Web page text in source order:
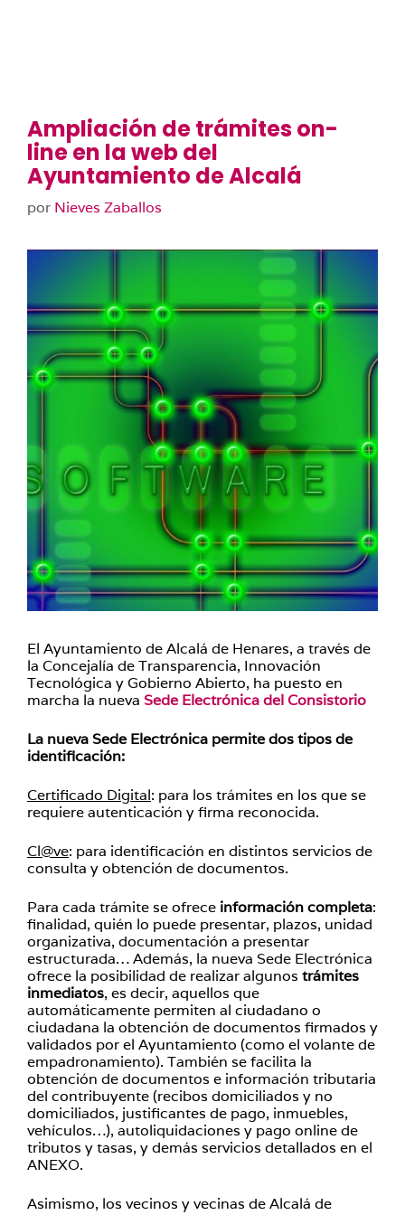
Ampliación de trámites on-
line en la web del
Ayuntamiento de Alcalá
por Nieves Zaballos
El Ayuntamiento de Alcalá de Henares, a través de
la Concejalía de Transparencia, Innovación
Tecnológica y Gobierno Abierto, ha puesto en
marcha la nueva Sede Electrónica del Consistorio
La nueva Sede Electrónica permite dos tipos de
identificación:
Certificado Digital: para los trámites en los que se
requiere autenticación y firma reconocida.
Cl@ve: para identificación en distintos servicios de
consulta y obtención de documentos.
Para cada trámite se ofrece información completa:
finalidad, quién lo puede presentar, plazos, unidad
organizativa, documentación a presentar
estructurada… Además, la nueva Sede Electrónica
ofrece la posibilidad de realizar algunos trámites
inmediatos, es decir, aquellos que
automáticamente permiten al ciudadano o
ciudadana la obtención de documentos firmados y
validados por el Ayuntamiento (como el volante de
empadronamiento). También se facilita la
obtención de documentos e información tributaria
del contribuyente (recibos domiciliados y no
domiciliados, justificantes de pago, inmuebles,
vehículos…), autoliquidaciones y pago online de
tributos y tasas, y demás servicios detallados en el
ANEXO.
Asimismo, los vecinos y vecinas de Alcalá de